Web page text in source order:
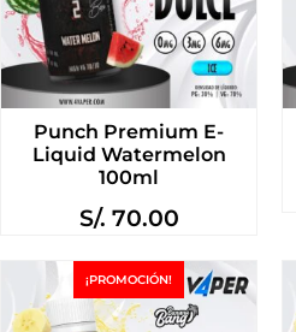
Punch Premium E-
Liquid Watermelon
100ml
S/. 70.00
¡PROMOCIÓN!